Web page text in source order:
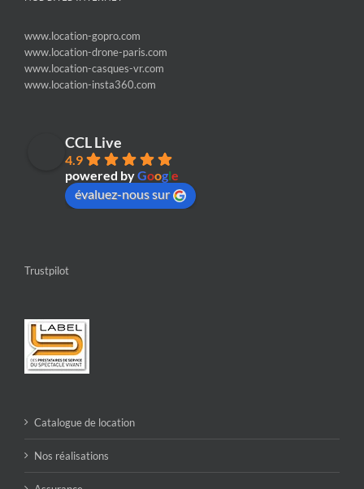
www.location-gopro.com
www.location-drone-paris.com
www.location-casques-vr.com
www.location-insta360.com
CCL Live
4.9
powered byGoogle
évaluez-nous sur
Trustpilot
Catalogue de location
Nos réalisations